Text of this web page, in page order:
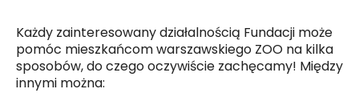
Każdy zainteresowany działalnością Fundacji może
pomóc mieszkańcom warszawskiego ZOO na kilka
sposobów, do czego oczywiście zachęcamy! Między
innymi można: